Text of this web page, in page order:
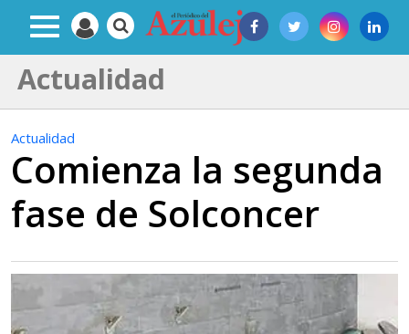
Actualidad
Actualidad
Comienza la segunda
fase de Solconcer